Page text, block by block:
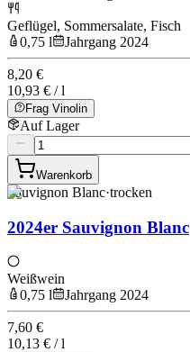
Geflügel, Sommersalate, Fisch
0,75 l
Jahrgang 2024
8,20 €
10,93 € / l
Frag Vinolin
Auf Lager
Warenkorb
Sauvignon Blanc·trocken
2024er Sauvignon Blanc
Weißwein
0,75 l
Jahrgang 2024
7,60 €
10,13 € / l